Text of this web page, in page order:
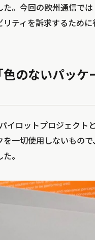
。今回の欧州通信で
ティを訴求するため
色のないパッ
イロットプロジェクト
一切使用しないもの
。